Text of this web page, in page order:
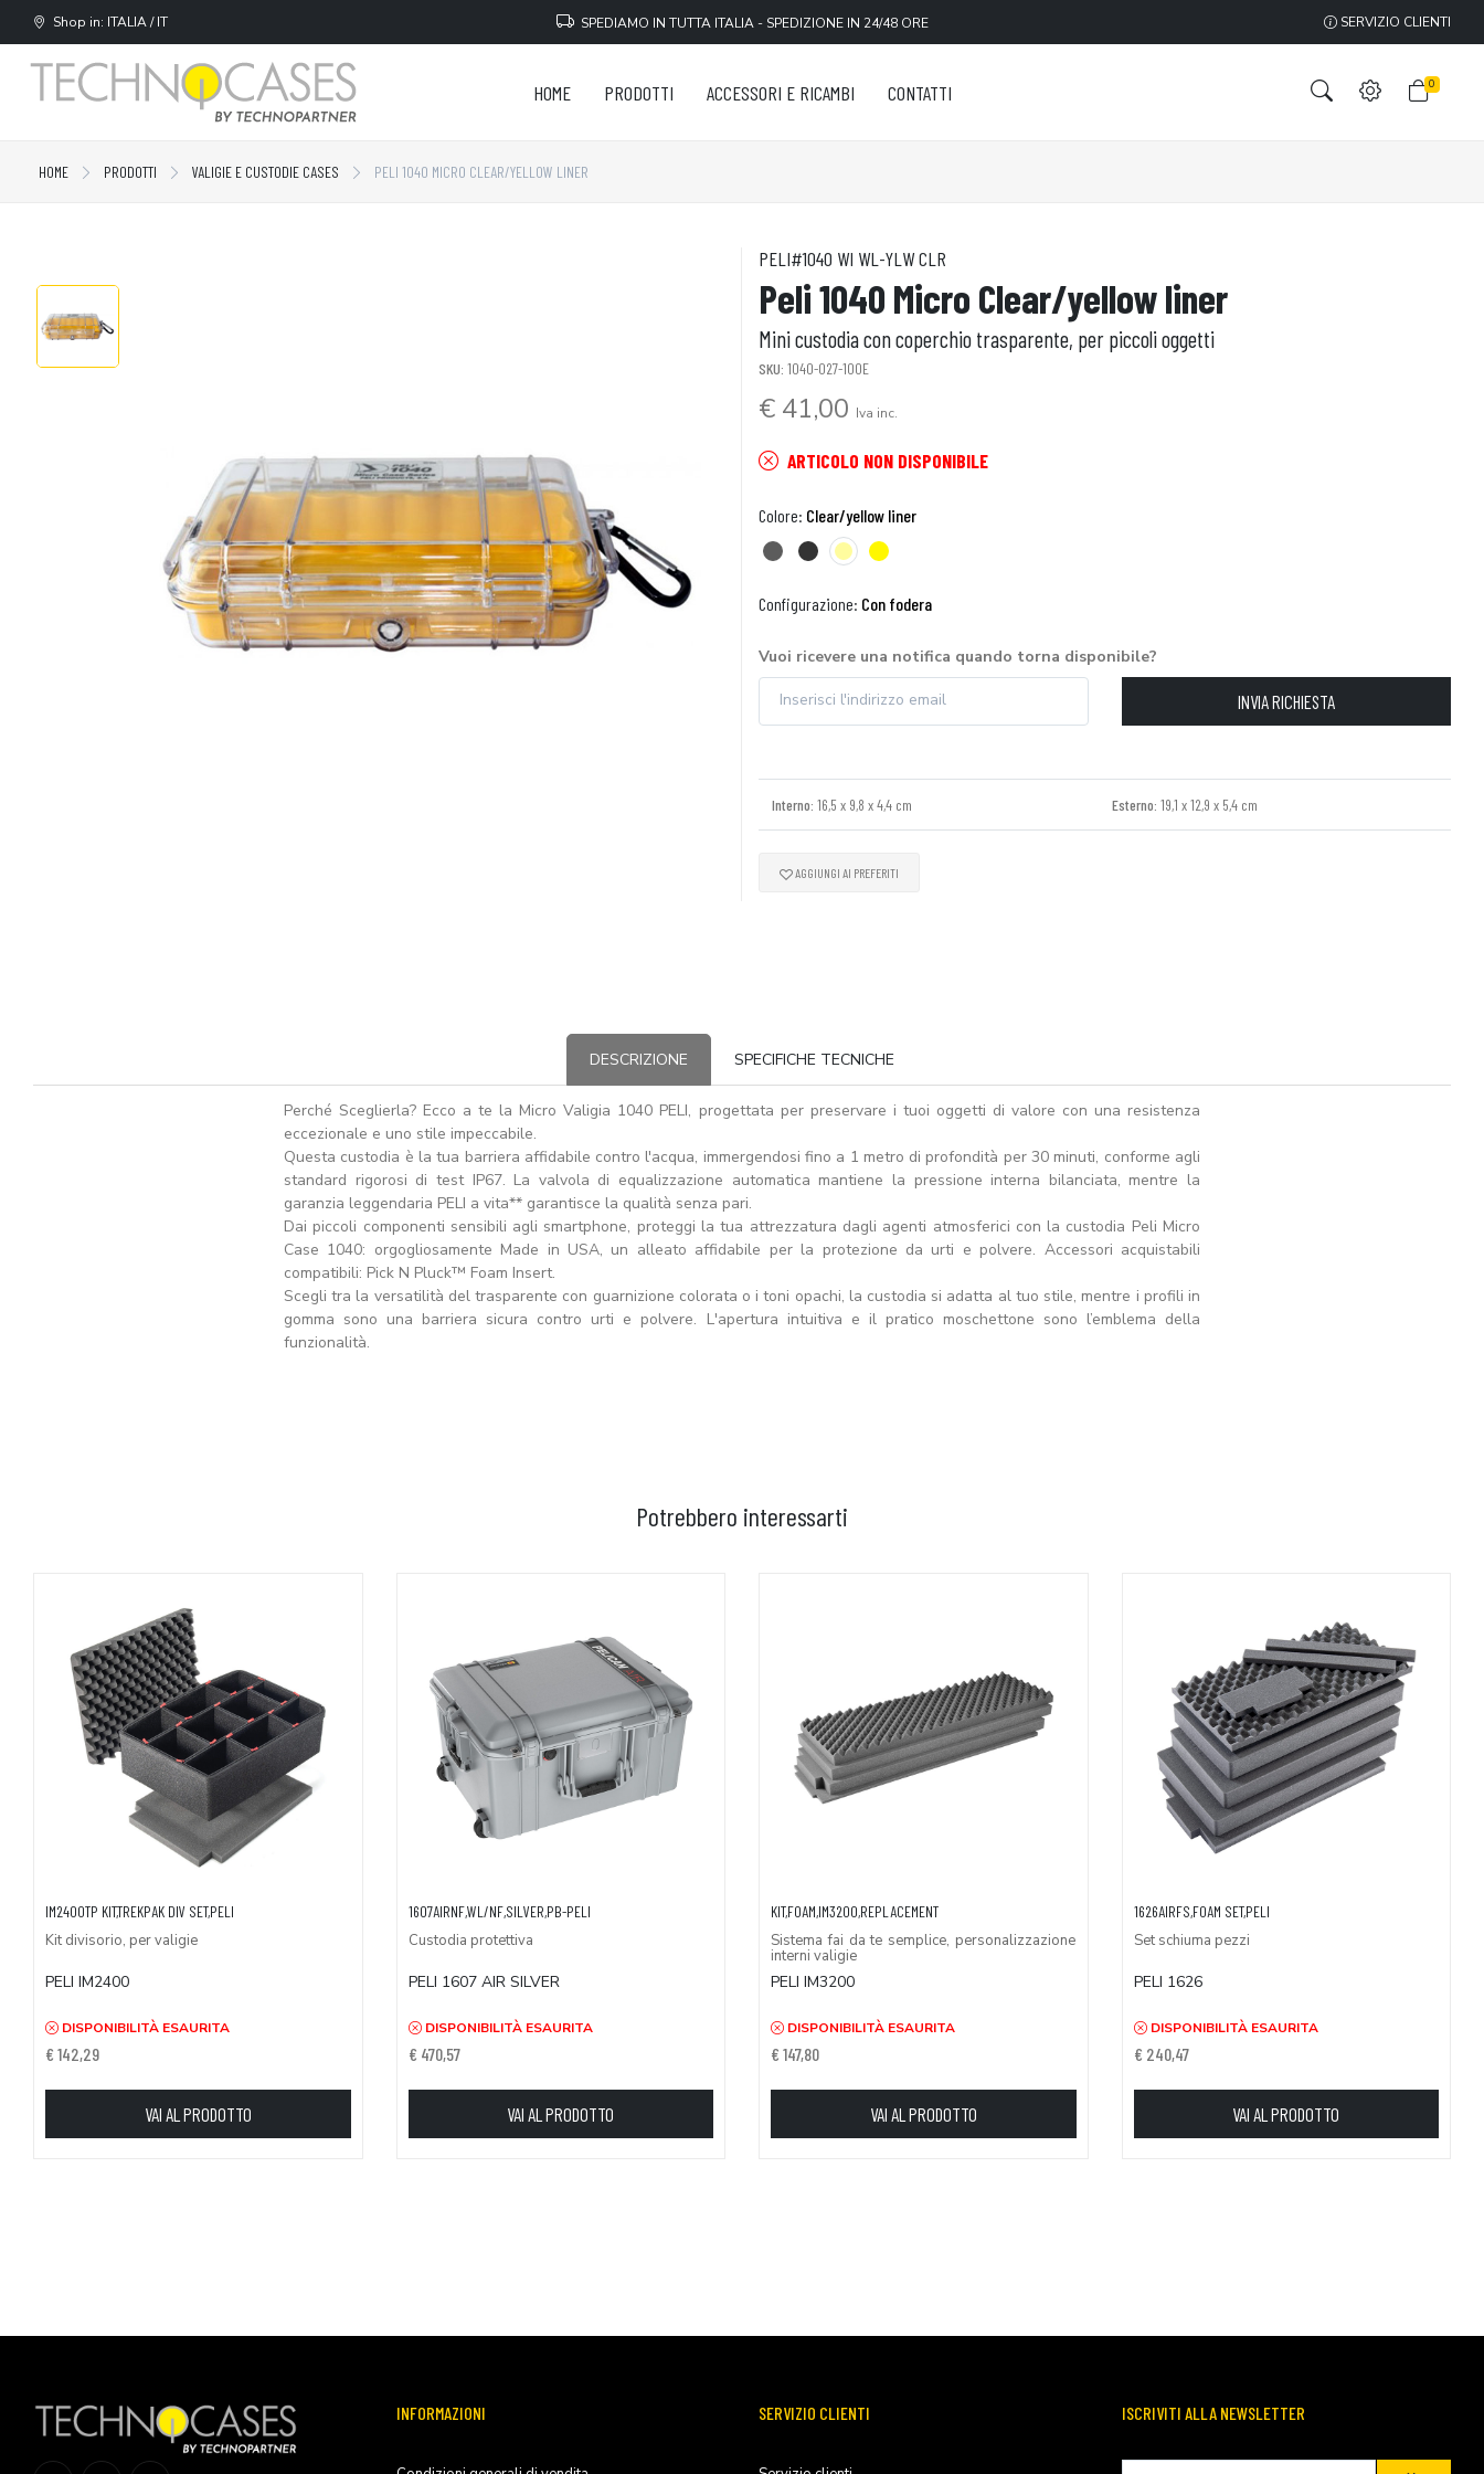
Shop in: ITALIA / IT SPEDIAMO IN TUTTA ITALIA - SPEDIZIONE IN 24/48 ORE SERVIZIO CLIENTI
HOME PRODOTTI ACCESSORI E RICAMBI CONTATTI 0
HOME PRODOTTI VALIGIE E CUSTODIE CASES PELI 1040 MICRO CLEAR/YELLOW LINER
PELI#1040 WI WL-YLW CLR
Peli 1040 Micro Clear/yellow liner
Mini custodia con coperchio trasparente, per piccoli oggetti
SKU: 1040-027-100E
€ 41,00 Iva inc.
ARTICOLO NON DISPONIBILE
Colore: Clear/yellow liner
Configurazione: Con fodera
Vuoi ricevere una notifica quando torna disponibile?
INVIA RICHIESTA
Interno: 16,5 x 9,8 x 4,4 cm Esterno: 19,1 x 12,9 x 5,4 cm
AGGIUNGI AI PREFERITI
DESCRIZIONE SPECIFICHE TECNICHE
Perché Sceglierla? Ecco a te la Micro Valigia 1040 PELI, progettata per preservare i tuoi oggetti di valore con una resistenza
eccezionale e uno stile impeccabile.
Questa custodia è la tua barriera affidabile contro l'acqua, immergendosi fino a 1 metro di profondità per 30 minuti, conforme agli
standard rigorosi di test IP67. La valvola di equalizzazione automatica mantiene la pressione interna bilanciata, mentre la
garanzia leggendaria PELI a vita** garantisce la qualità senza pari.
Dai piccoli componenti sensibili agli smartphone, proteggi la tua attrezzatura dagli agenti atmosferici con la custodia Peli Micro
Case 1040: orgogliosamente Made in USA, un alleato affidabile per la protezione da urti e polvere. Accessori acquistabili
compatibili: Pick N Pluck™ Foam Insert.
Scegli tra la versatilità del trasparente con guarnizione colorata o i toni opachi, la custodia si adatta al tuo stile, mentre i profili in
gomma sono una barriera sicura contro urti e polvere. L'apertura intuitiva e il pratico moschettone sono l’emblema della
funzionalità.
Potrebbero interessarti
IM2400TP KIT,TREKPAK DIV SET,PELI
Kit divisorio, per valigie
PELI IM2400
DISPONIBILITÀ ESAURITA
€ 142,29
VAI AL PRODOTTO
1607AIRNF,WL/NF,SILVER,PB-PELI
Custodia protettiva
PELI 1607 AIR SILVER
DISPONIBILITÀ ESAURITA
€ 470,57
VAI AL PRODOTTO
KIT,FOAM,IM3200,REPLACEMENT
Sistema fai da te semplice, personalizzazione
interni valigie
PELI IM3200
DISPONIBILITÀ ESAURITA
€ 147,80
VAI AL PRODOTTO
1626AIRFS,FOAM SET,PELI
Set schiuma pezzi
PELI 1626
DISPONIBILITÀ ESAURITA
€ 240,47
VAI AL PRODOTTO
INFORMAZIONI SERVIZIO CLIENTI ISCRIVITI ALLA NEWSLETTER